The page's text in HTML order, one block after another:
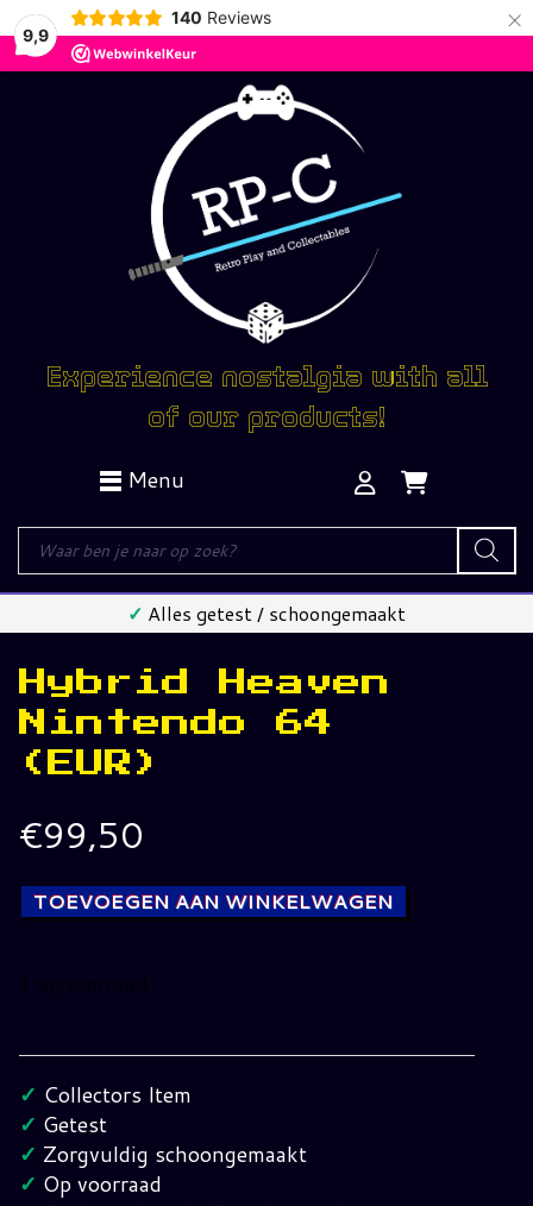
9,9
140 Reviews ×
Experience nostalgia with all
of our products!
Menu
Producten
zoeken
✓ Alles getest / schoongemaakt
Hybrid Heaven
Nintendo 64
(EUR)
€99,50
TOEVOEGEN AAN WINKELWAGEN
1 op voorraad
Heaven
Nintendo
64
(EUR)
hoeveelheid
✓ Collectors Item
✓ Getest
✓ Zorgvuldig schoongemaakt
✓ Op voorraad